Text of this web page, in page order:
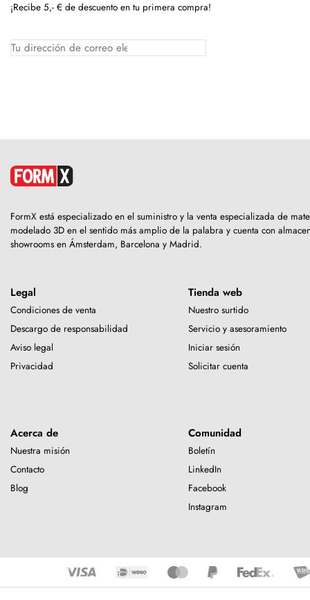
¡Recibe 5,- € de descuento en tu primera compra!
FormX está especializado en el suministro y la venta especializada de
modelado 3D en el sentido más amplio de la palabra y cuenta con
showrooms en Ámsterdam, Barcelona y Madrid.
Legal
Condiciones de venta
Descargo de responsabilidad
Aviso legal
Privacidad
Tienda web
Nuestro surtido
Servicio y asesoramiento
Iniciar sesión
Solicitar cuenta
Acerca de
Nuestra misión
Contacto
Blog
Comunidad
Boletín
LinkedIn
Facebook
Instagram